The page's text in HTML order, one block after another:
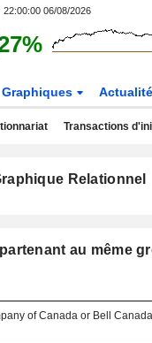
22:00:00 06/08/2026
Graphiques
Transactions
Relationnel
au même
of Canada or Bell Canada